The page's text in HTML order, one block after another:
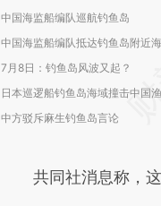
中国海监船编队巡航钓鱼岛
中国海监船编队抵达钓鱼岛附近
7月8日：钓鱼岛风波又起？
日本巡逻船钓鱼岛海域撞击中国
中方驳斥麻生钓鱼岛言论
共同社消息称，这